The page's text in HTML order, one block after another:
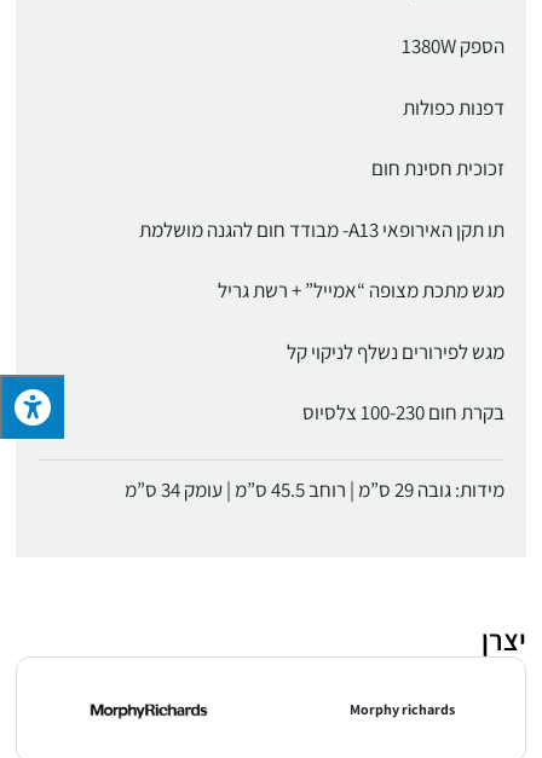
הספק 1380W
דפנות כפולות
זכוכית חסינת חום
תו תקן האירופאי A13- מבודד חום להגנה מושלמת
מגש מתכת מצופה “אמייל” + רשת גריל
מגש לפירורים נשלף לניקוי קל
בקרת חום 100-230 צלסיוס
מידות: גובה 29 ס”מ | רוחב 45.5 ס”מ | עומק 34 ס”מ
יצרן
Morphy richards